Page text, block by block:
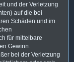
und der Verletzung
auf die bei
Schäden und im
für mittelbare
Gewinn.
bei der Verletzung